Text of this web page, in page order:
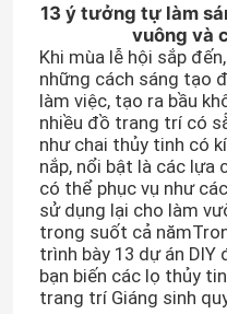
13 ý tưởng tự làm
vuông và
Khi mùa lễ hội sắp
những cách sáng tạo
làm việc, tạo ra bầu
nhiều đồ trang trí có
như chai thủy tinh có
nắp, nổi bật là các lựa
có thể phục vụ như
sử dụng lại cho làm
trong suốt cả
trình bày 13 dự án
bạn biến các lọ thủy
trang trí Giáng sinh